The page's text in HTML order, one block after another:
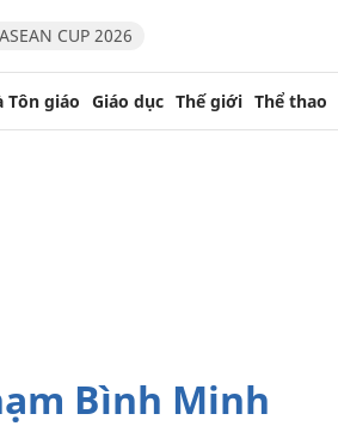
CUP 2026
Tôn giáo Giáo dục Thế giới Thể thao
Bình Minh